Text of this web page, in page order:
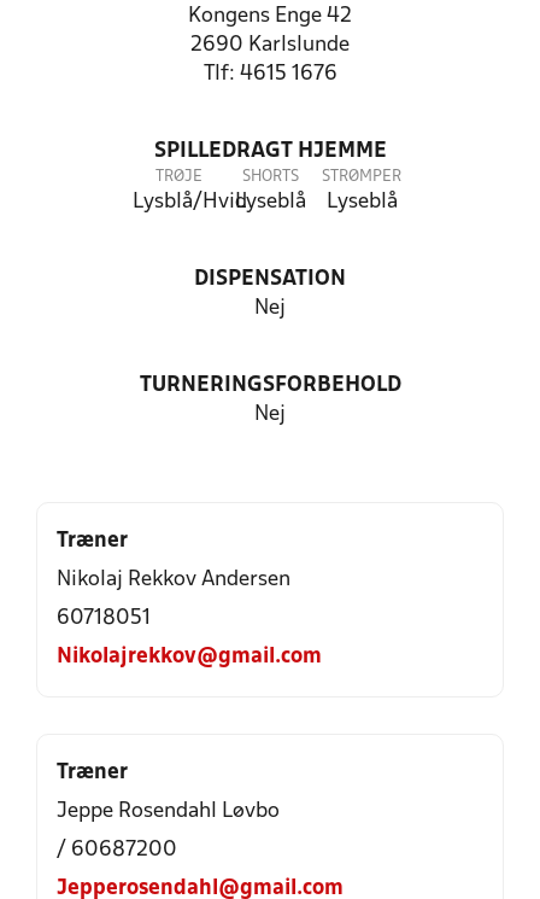
Kongens Enge 42
2690 Karlslunde
Tlf: 4615 1676
SPILLEDRAGT HJEMME
TRØJE
Lysblå/Hvid
SHORTS
Lyseblå
STRØMPER
Lyseblå
DISPENSATION
Nej
TURNERINGSFORBEHOLD
Nej
Træner
Nikolaj Rekkov Andersen
60718051
Nikolajrekkov@gmail.com
Træner
Jeppe Rosendahl Løvbo
/ 60687200
Jepperosendahl@gmail.com